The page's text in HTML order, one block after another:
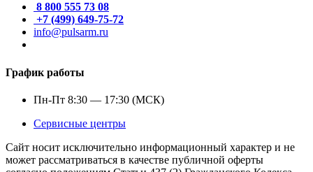
8 800 555 73 08
+7 (499) 649-75-72
info@pulsarm.ru
График работы
Пн-Пт 8:30 — 17:30 (МСК)
Сервисные центры
Сайт носит исключительно информационный характер и не
может рассматриваться в качестве публичной оферты